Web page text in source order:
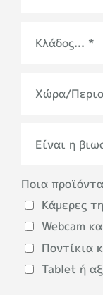
Χώρα/
Ποια
Κάμερες
Webcam
Ποντίκια
Tablet ή